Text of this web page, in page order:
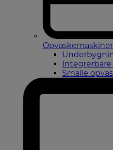
Opvaskemaskiner
Smalle